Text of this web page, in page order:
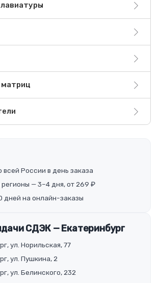
всей России в день заказа
— 3–4 дня, от 269 ₽
дней на онлайн-заказы
СДЭК — Екатеринбург
ул. Норильская, 77
ул. Пушкина, 2
ул. Белинского, 232